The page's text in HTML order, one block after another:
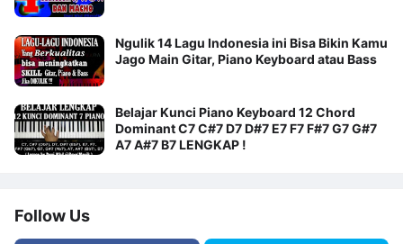
Ngulik 14 Lagu Indonesia ini Bisa Bikin Kamu
Jago Main Gitar, Piano Keyboard atau Bass
Belajar Kunci Piano Keyboard 12 Chord
Dominant C7 C#7 D7 D#7 E7 F7 F#7 G7 G#7
A7 A#7 B7 LENGKAP !
Follow Us